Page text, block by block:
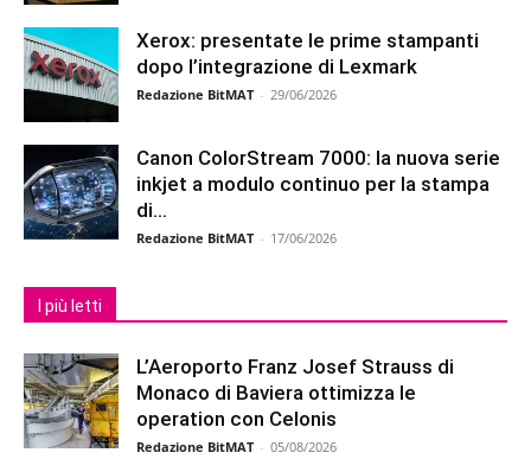
Xerox: presentate le prime stampanti
dopo l’integrazione di Lexmark
Redazione BitMAT - 29/06/2026
Canon ColorStream 7000: la nuova serie
inkjet a modulo continuo per la stampa
di...
Redazione BitMAT - 17/06/2026
I più letti
L’Aeroporto Franz Josef Strauss di
Monaco di Baviera ottimizza le
operation con Celonis
Redazione BitMAT - 05/08/2026